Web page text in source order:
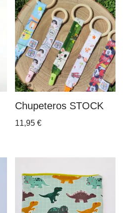
Chupeteros STOCK
11,95€